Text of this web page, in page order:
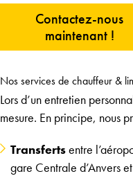
Contactez-nous
maintenant !
Nos services de chauffeur &
Lors d’un entretien
mesure. En principe, nous
Transfertsentre
gare Centrale d’Anvers